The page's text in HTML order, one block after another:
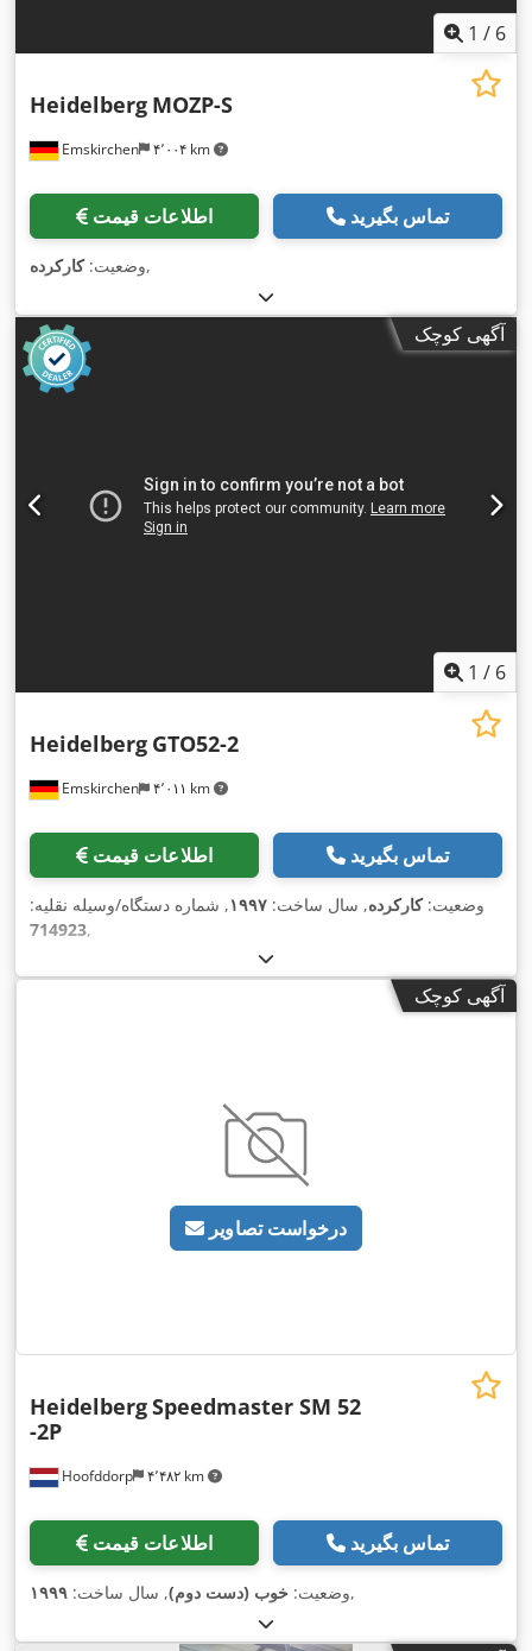
1 / 6
Emskirchen ۴٬۰۰۴ km
Heidelberg MOZP-S
اطلاعات قیمت تماس بگیرید
وضعیت:کارکرده ,
آگهی کوچک
1 / 6
Emskirchen ۴٬۰۱۱ km
Heidelberg GTO52-2
اطلاعات قیمت تماس بگیرید
وضعیت:کارکرده, سال ساخت: ۱۹۹۷, شماره دستگاه/وسیله نقلیه:
714923,
آگهی کوچک
درخواست تصاویر
Hoofddorp ۴٬۴۸۲ km
HeidelbergSpeedmaster SM 52
-2P
اطلاعات قیمت تماس بگیرید
وضعیت: خوب (دست دوم), سال ساخت: ۱۹۹۹ ,